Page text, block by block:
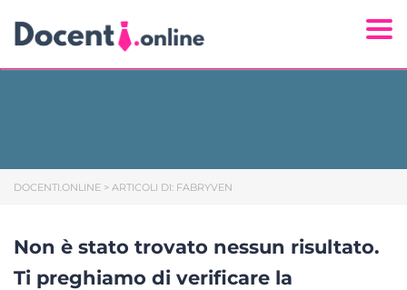
DOCENTI.ONLINE > ARTICOLI DI: FABRYVEN
Non è stato trovato nessun risultato.
Ti preghiamo di verificare la